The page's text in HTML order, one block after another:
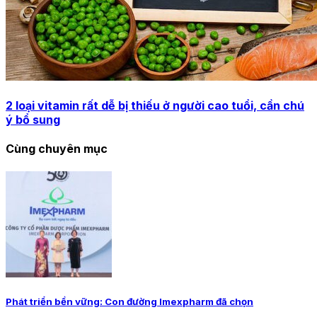
2 loại vitamin rất dễ bị thiếu ở người cao tuổi, cần chú
ý bổ sung
Cùng chuyên mục
Phát triển bền vững: Con đường Imexpharm đã chọn